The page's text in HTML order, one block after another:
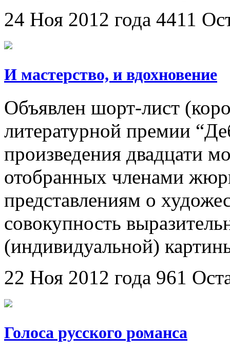
24 Ноя 2012 года 4411
И мастерство, и вдохновение
Объявлен шорт-лист
литературной премии
произведения двадцати
отобранных членами
представлениям о
совокупность
(индивидуальной)
22 Ноя 2012 года 961
Голоса русского романса